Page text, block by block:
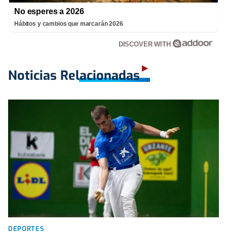
No esperes a 2026
Hábitos y cambios que marcarán 2026
DISCOVER WITH
Noticias Relacionadas
DEPORTES